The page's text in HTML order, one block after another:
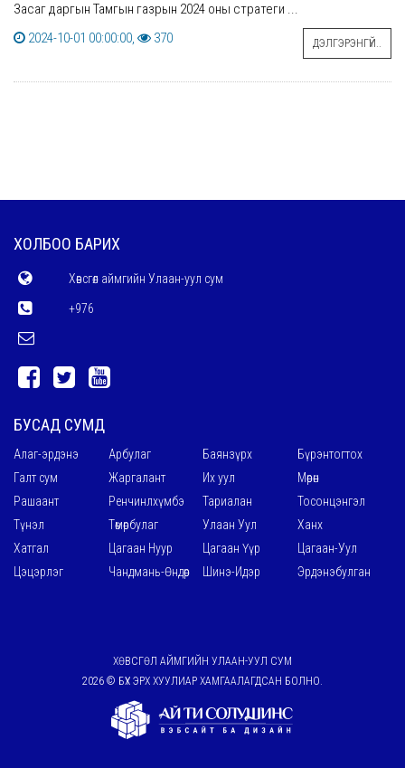
Засаг даргын Тамгын газрын 2024 оны стратеги ...
2024-10-01 00:00:00,
370 ДЭЛГЭРЭНГҮЙ..
ХОЛБОО БАРИХ
Хөвсгөл аймгийн Улаан-уул сум
+976
БУСАД СУМД
Алаг-эрдэнэ Арбулаг Баянзүрх
Бүрэнтогтох
Галт сум
Жаргалант Их уул
Мөрөн
Рашаант
Ренчинлхүмбэ Тариалан
Тосонцэнгэл
Түнэл
Төмөрбулаг Улаан Уул
Ханх
Хатгал
Цагаан Нуур Цагаан Үүр
Цагаан-Уул
Цэцэрлэг
Чандмань-Өндөр Шинэ-Идэр Эрдэнэбулган
ХӨВСГӨЛ АЙМГИЙН УЛААН-УУЛ СУМ
2026 © БҮХ ЭРХ ХУУЛИАР ХАМГААЛАГДСАН БОЛНО.